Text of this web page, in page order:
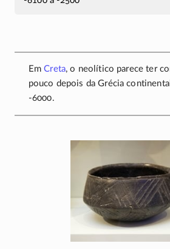
EmCreta, o neolítico parece ter
pouco depois da Grécia
-6000.